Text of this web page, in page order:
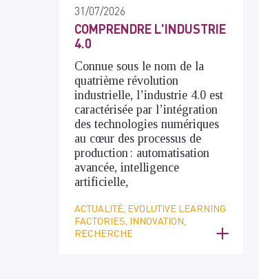
31/07/2026
COMPRENDRE L'INDUSTRIE
4.0
Connue sous le nom de la
quatrième révolution
industrielle, l’industrie 4.0 est
caractérisée par l’intégration
des technologies numériques
au cœur des processus de
production : automatisation
avancée, intelligence
artificielle,
ACTUALITÉ, EVOLUTIVE LEARNING
FACTORIES, INNOVATION,
RECHERCHE